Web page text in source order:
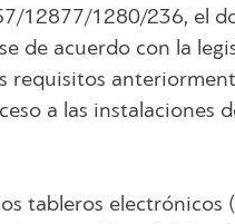
12877/1280/236, el
de acuerdo con la
requisitos
a las instalaciones
tableros electrónicos